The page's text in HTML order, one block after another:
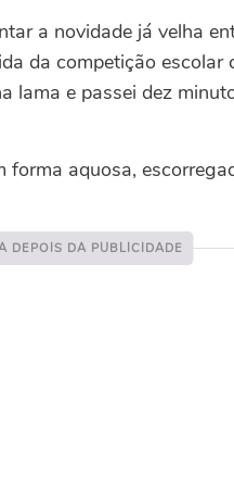
a novidade já velha
da competição escolar
lama e passei dez
aquosa,